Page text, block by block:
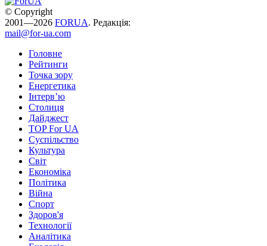
© Copyright
2001—2026 FORUA. Редакція:
mail@for-ua.com
Головне
Рейтинги
Точка зору
Енергетика
Інтерв’ю
Столиця
Дайджест
TOP For UA
Суспiльство
Культура
Світ
Економіка
Політика
Війна
Спорт
Здоров'я
Технології
Аналітика